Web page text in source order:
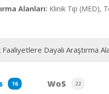
Alanları: Klinik Tıp (MED),
Dayalı Araştırma
16 WoS 22